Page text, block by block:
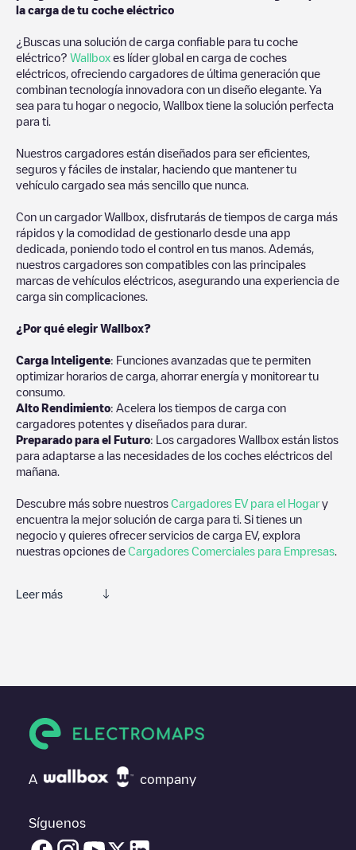
la carga de tu coche eléctrico
¿Buscas una solución de carga confiable para tu coche
eléctrico? Wallbox es líder global en carga de coches
eléctricos, ofreciendo cargadores de última generación que
combinan tecnología innovadora con un diseño elegante. Ya
sea para tu hogar o negocio, Wallbox tiene la solución perfecta
para ti.
Nuestros cargadores están diseñados para ser eficientes,
seguros y fáciles de instalar, haciendo que mantener tu
vehículo cargado sea más sencillo que nunca.
Con un cargador Wallbox, disfrutarás de tiempos de carga más
rápidos y la comodidad de gestionarlo desde una app
dedicada, poniendo todo el control en tus manos. Además,
nuestros cargadores son compatibles con las principales
marcas de vehículos eléctricos, asegurando una experiencia de
carga sin complicaciones.
¿Por qué elegir Wallbox?
Carga Inteligente: Funciones avanzadas que te permiten
optimizar horarios de carga, ahorrar energía y monitorear tu
consumo.
Alto Rendimiento: Acelera los tiempos de carga con
cargadores potentes y diseñados para durar.
Preparado para el Futuro: Los cargadores Wallbox están listos
para adaptarse a las necesidades de los coches eléctricos del
mañana.
Descubre más sobre nuestros Cargadores EV para el Hogary
encuentra la mejor solución de carga para ti. Si tienes un
negocio y quieres ofrecer servicios de carga EV, explora
nuestras opciones de Cargadores Comerciales para Empresas
Leer más
crear la mejor experiencia para los conductores de vehículos
eléctricos.
Las opiniones de los conductores eléctricos son muy
importantes para valorar cuáles son los puntos de carga más
lo que no dudes en dejar tu valoración de cuál fue tu
experiencia de carga en la ficha de la estación de carga una vez
A company
Síguenos